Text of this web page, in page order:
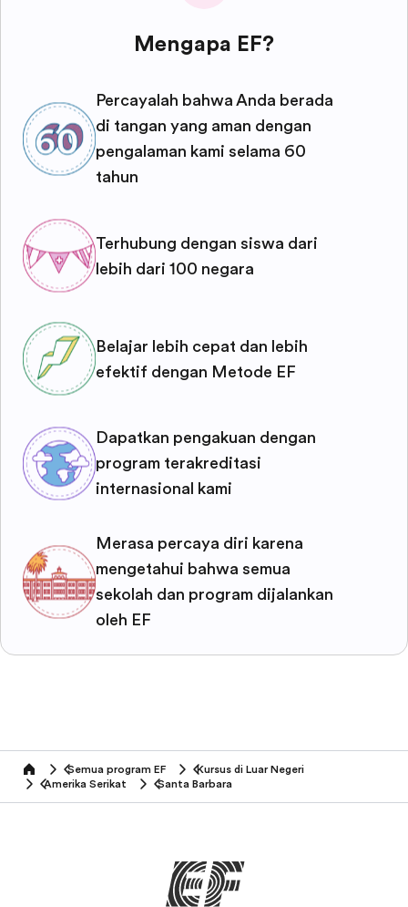
Mengapa EF?
Percayalah bahwa Anda berada
di tangan yang aman dengan
pengalaman kami selama 60
tahun
Terhubung dengan siswa dari
lebih dari 100 negara
Belajar lebih cepat dan lebih
efektif dengan Metode EF
Dapatkan pengakuan dengan
program terakreditasi
internasional kami
Merasa percaya diri karena
mengetahui bahwa semua
sekolah dan program dijalankan
oleh EF
home Semua program EF
Kursus di Luar Negeri
Amerika Serikat
Santa Barbara